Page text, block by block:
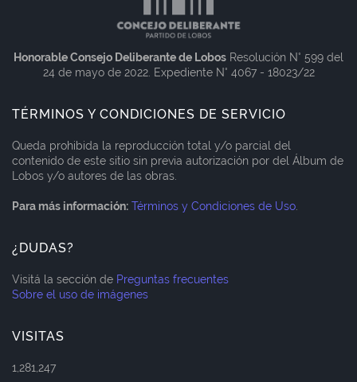
Honorable Consejo Deliberante de Lobos Resolución N° 599 del
24 de mayo de 2022. Expediente N° 4067 - 18023/22
TÉRMINOS Y CONDICIONES DE SERVICIO
Queda prohibida la reproducción total y/o parcial del
contenido de este sitio sin previa autorización por del Álbum de
Lobos y/o autores de las obras.
Para más información: Términos y Condiciones de Uso
¿DUDAS?
Visitá la sección de Preguntas frecuentes
Sobre el uso de imágenes
VISITAS
1,281,247